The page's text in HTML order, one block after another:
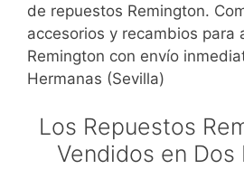
de repuestos Remington.
accesorios y recambios para
Remington con envío
Hermanas (Sevilla)
Los Repuestos
Vendidos en Dos